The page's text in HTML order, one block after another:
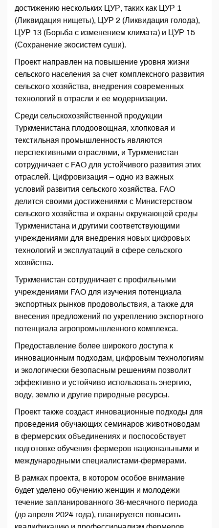
достижению нескольких ЦУР, таких как ЦУР 1
(Ликвидация нищеты), ЦУР 2 (Ликвидация голода),
ЦУР 13 (Борьба с изменением климата) и ЦУР 15
(Сохранение экосистем суши).
Проект направлен на повышение уровня жизни
сельского населения за счет комплексного развития
сельского хозяйства, внедрения современных
технологий в отрасли и ее модернизации.
Среди сельскохозяйственной продукции
Туркменистана плодоовощная, хлопковая и
текстильная промышленность являются
перспективными отраслями, и Туркменистан
сотрудничает с FAO для устойчивого развития этих
отраслей. Цифровизация – одно из важных
условий развития сельского хозяйства. FAO
делится своими достижениями с Министерством
сельского хозяйства и охраны окружающей среды
Туркменистана и другими соответствующими
учреждениями для внедрения новых цифровых
технологий и эксплуатаций в сфере сельского
хозяйства.
Туркменистан сотрудничает с профильными
учреждениями FAO для изучения потенциала
экспортных рынков продовольствия, а также для
внесения предложений по укреплению экспортного
потенциала агропромышленного комплекса.
Предоставление более широкого доступа к
инновационным подходам, цифровым технологиям
и экологически безопасным решениям позволит
эффективно и устойчиво использовать энергию,
воду, землю и другие природные ресурсы.
Проект также создаст инновационные подходы для
проведения обучающих семинаров животноводам
в фермерских объединениях и поспособствует
подготовке обучения фермеров национальными и
международными специалистами-фермерами.
В рамках проекта, в котором особое внимание
будет уделено обучению женщин и молодежи
течение запланированного 36-месячного периода
(до апреля 2024 года), планируется повысить